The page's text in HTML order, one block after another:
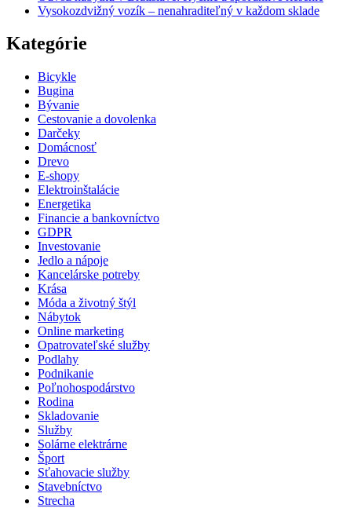
Vysokozdvižný vozík – nenahraditeľný v každom sklade
Kategórie
Bicykle
Bugina
Bývanie
Cestovanie a dovolenka
Darčeky
Domácnosť
Drevo
E-shopy
Elektroinštalácie
Energetika
Financie a bankovníctvo
GDPR
Investovanie
Jedlo a nápoje
Kancelárske potreby
Krása
Móda a životný štýl
Nábytok
Online marketing
Opatrovateľské služby
Podlahy
Podnikanie
Poľnohospodárstvo
Rodina
Skladovanie
Služby
Solárne elektrárne
Šport
Sťahovacie služby
Stavebníctvo
Strecha